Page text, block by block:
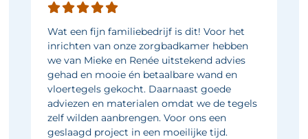
Wat een fijn familiebedrijf is dit! Voor het
inrichten van onze zorgbadkamer hebben
we van Mieke en Renée uitstekend advies
gehad en mooie én betaalbare wand en
vloertegels gekocht. Daarnaast goede
adviezen en materialen omdat we de tegels
zelf wilden aanbrengen. Voor ons een
geslaagd project in een moeilijke tijd.